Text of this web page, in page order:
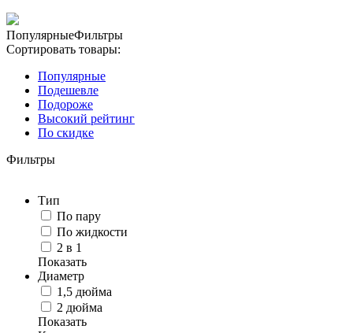
ПопулярныеФильтры
Сортировать товары:
Популярные
Подешевле
Подороже
Высокий рейтинг
По скидке
Фильтры
Тип
По пару
По жидкости
2 в 1
Показать
Диаметр
1,5 дюйма
2 дюйма
Показать